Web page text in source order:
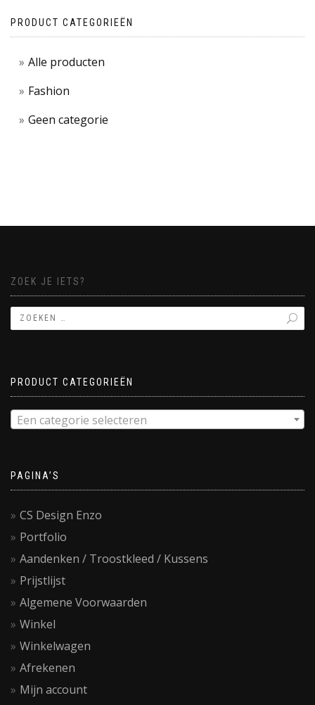
PRODUCT CATEGORIEËN
Alle producten
Fashion
Geen categorie
ZOEK JE IETS?
PRODUCT CATEGORIEËN
Een categorie selecteren
PAGINA’S
CS Design Enzo
Portfolio
Aandenken / Troostkleed / Kussens
Prijstlijst
Algemene Voorwaarden
Winkel
Winkelwagen
Afrekenen
Mijn account